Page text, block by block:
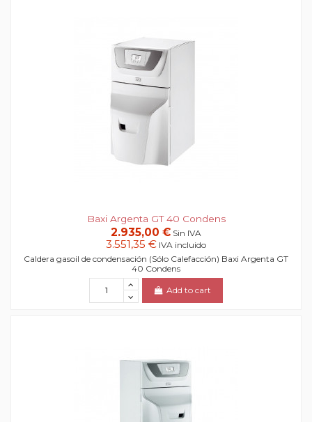
Baxi Argenta GT 40 Condens
2.935,00 € Sin IVA
3.551,35 € IVA incluido
Caldera gasoil de condensación (Sólo Calefacción) Baxi Argenta GT
40 Condens
Add to cart